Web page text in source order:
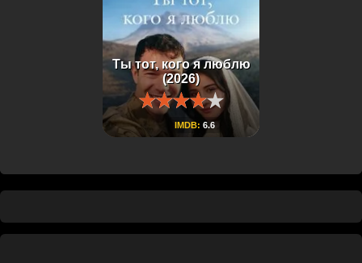
Ты тот, кого я люблю
(2026)
IMDB: 6.6